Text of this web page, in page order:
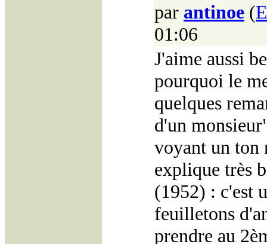
par antinoe (
01:06
J'aime aussi
pourquoi le
quelques
d'un
voyant un ton
explique très
(1952) : c'est
feuilletons
prendre au